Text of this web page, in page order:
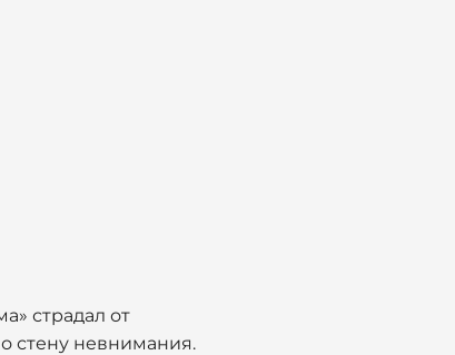
страдал от
стену невнимания.